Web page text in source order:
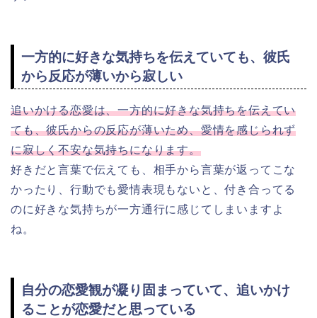
一方的に好きな気持ちを伝えていても、彼氏
から反応が薄いから寂しい
追いかける恋愛は、一方的に好きな気持ちを伝えてい
ても、彼氏からの反応が薄いため、愛情を感じられず
に寂しく不安な気持ちになります。
好きだと言葉で伝えても、相手から言葉が返ってこな
かったり、行動でも愛情表現もないと、付き合ってる
のに好きな気持ちが一方通行に感じてしまいますよ
ね。
自分の恋愛観が凝り固まっていて、追いかけ
ることが恋愛だと思っている